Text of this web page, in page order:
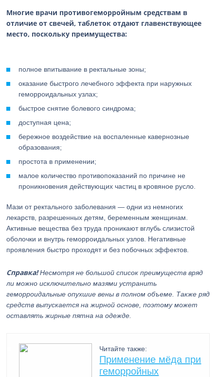
Многие врачи противогеморройным средствам в
отличие от свечей, таблеток отдают главенствующее
место, поскольку преимущества:
полное впитывание в ректальные зоны;
оказание быстрого лечебного эффекта при наружных
геморроидальных узлах;
быстрое снятие болевого синдрома;
доступная цена;
бережное воздействие на воспаленные кавернозные
образования;
простота в применении;
малое количество противопоказаний по причине не
проникновения действующих частиц в кровяное русло.
Мази от ректального заболевания — одни из немногих
лекарств, разрешенных детям, беременным женщинам.
Активные вещества без труда проникают вглубь слизистой
оболочки и внутрь геморроидальных узлов. Негативные
проявления быстро проходят и без побочных эффектов.
Справка!Несмотря не большой список преимуществ вряд
ли можно исключительно мазями устранить
геморроидальные опухшие вены в полном объеме. Также ряд
средств выпускается на жирной основе, поэтому может
оставлять жирные пятна на одежде.
Читайте также:
Применение мёда при
геморройных